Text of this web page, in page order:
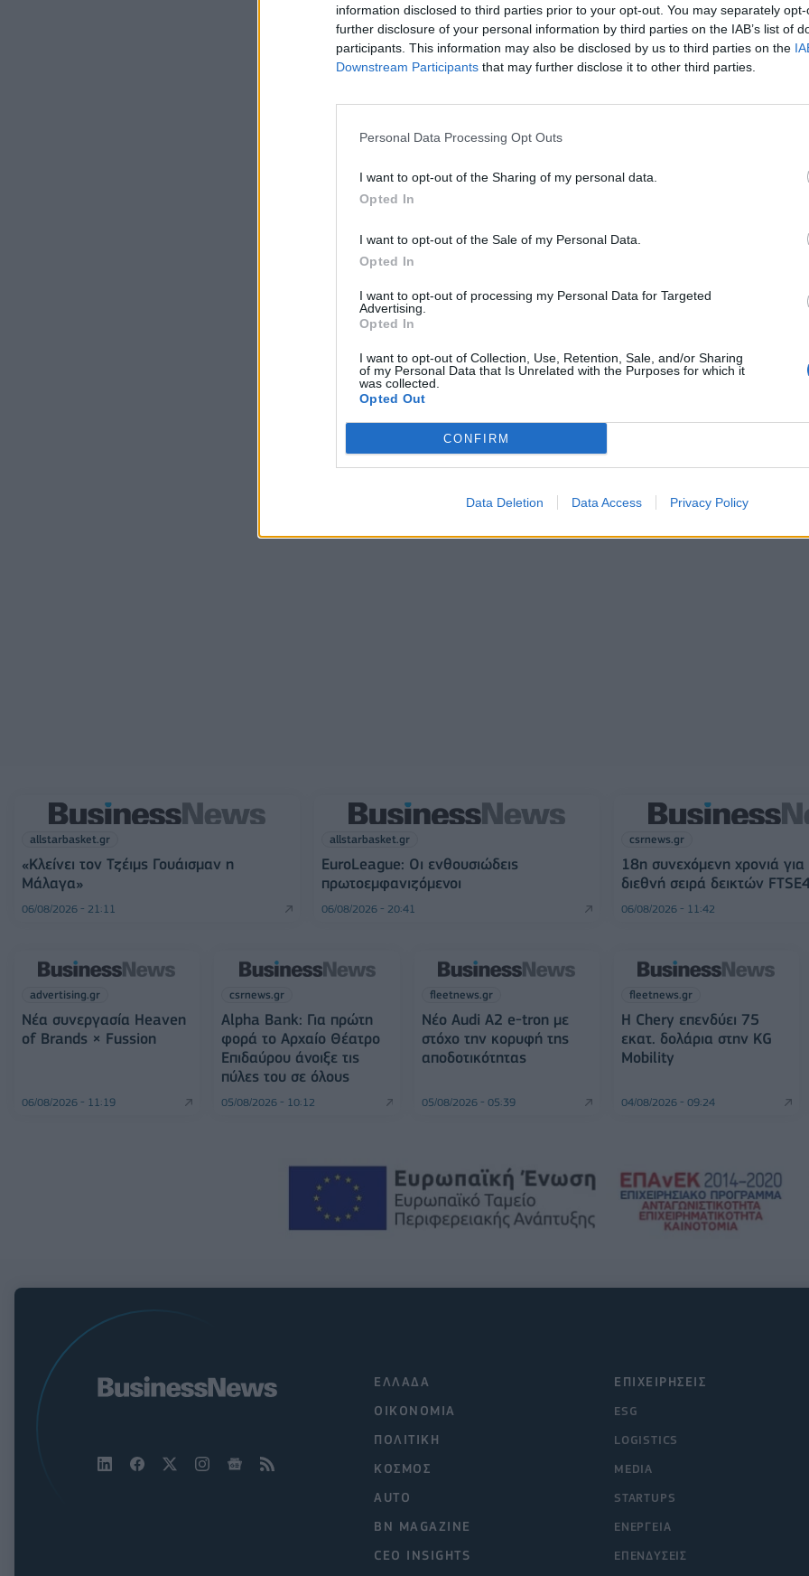
information disclosed to third parties prior to your opt-out. You may separately
further disclosure of your personal information by third parties on the IAB’s list of
participants. This information may also be disclosed by us to third parties on the
Downstream Participants that may further disclose it to other third parties.
Personal Data Processing Opt Outs
I want to opt-out of the Sharing of my personal data.
Opted In
I want to opt-out of the Sale of my Personal Data.
Opted In
I want to opt-out of processing my Personal Data for Targeted
Advertising.
Opted In
I want to opt-out of Collection, Use, Retention, Sale, and/or Sharing
of my Personal Data that Is Unrelated with the Purposes for which it
was collected.
Opted Out
CONFIRM
Data Deletion Data Access Privacy Policy
allstarbasket.gr
«Κλείνει τον Τζέιμς Γουάισμαν η
Μάλαγα»
06/08/2026 - 21:11
allstarbasket.gr
EuroLeague: Οι ενθουσιώδεις
πρωτοεμφανιζόμενοι
06/08/2026 - 20:41
csrnews.gr
18η συνεχόμενη χρονιά
διεθνή σειρά δεικτών
06/08/2026 - 11:42
advertising.gr
Νέα συνεργασία Heaven
of Brands × Fussion
06/08/2026 - 11:19
csrnews.gr
Alpha Bank: Για πρώτη
φορά το Αρχαίο Θέατρο
Επιδαύρου άνοιξε τις
πύλες του σε όλους
05/08/2026 - 10:12
fleetnews.gr
Νέο Audi A2 e-tron με
στόχο την κορυφή της
αποδοτικότητας
05/08/2026 - 05:39
fleetnews.gr
Η Chery επενδύει 75
εκατ. δολάρια στην KG
Mobility
04/08/2026 - 09:24
ΕΠΙΧΕΙΡΗΣΕΙΣ
ESG
LOGISTICS
MEDIA
STARTUPS
ΕΝΕΡΓΕΙΑ
ΕΠΕΝΔΥΣΕΙΣ
ΕΛΛΑΔΑ
ΟΙΚΟΝΟΜΙΑ
ΠΟΛΙΤΙΚΗ
ΚΟΣΜΟΣ
AUTO
BN MAGAZINE
CEO INSIGHTS